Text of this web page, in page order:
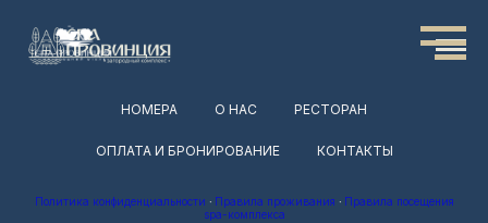
НОМЕРА О НАС РЕСТОРАН
ОПЛАТА И БРОНИРОВАНИЕ КОНТАКТЫ
Политика конфиденциальности · Правила проживания · Правила посещения
spa-комплекса